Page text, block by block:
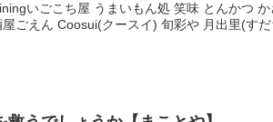
いごこち屋 うまいもん処 笑味 とんかつ
ごえん Coosui(クースイ) 旬彩や 月出里(すだ